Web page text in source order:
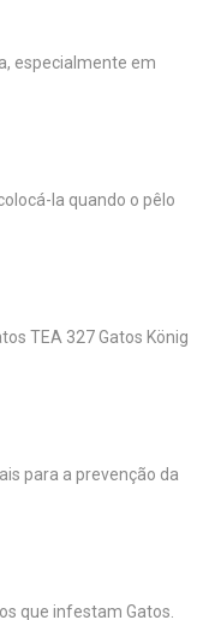
especialmente em
la quando o pêlo
TEA 327 Gatos König
para a prevenção da
que infestam Gatos.